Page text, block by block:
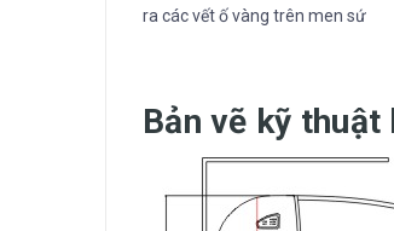
ra các vết ố vàng trên men sứ
Bản vẽ kỹ thuật